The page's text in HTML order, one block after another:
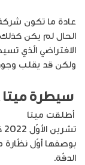
عادة ما تكون
الحال لم يكن
ولكن قد يقلب
سيطرة ميتا
أطلقت ميتا
بوصفها أوّل نظّارة
الدقّة.